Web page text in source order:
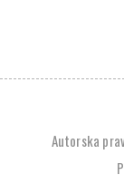
Autorska